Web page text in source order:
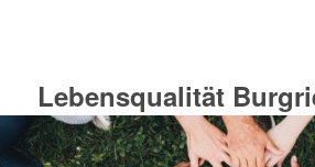
Lebensqualität